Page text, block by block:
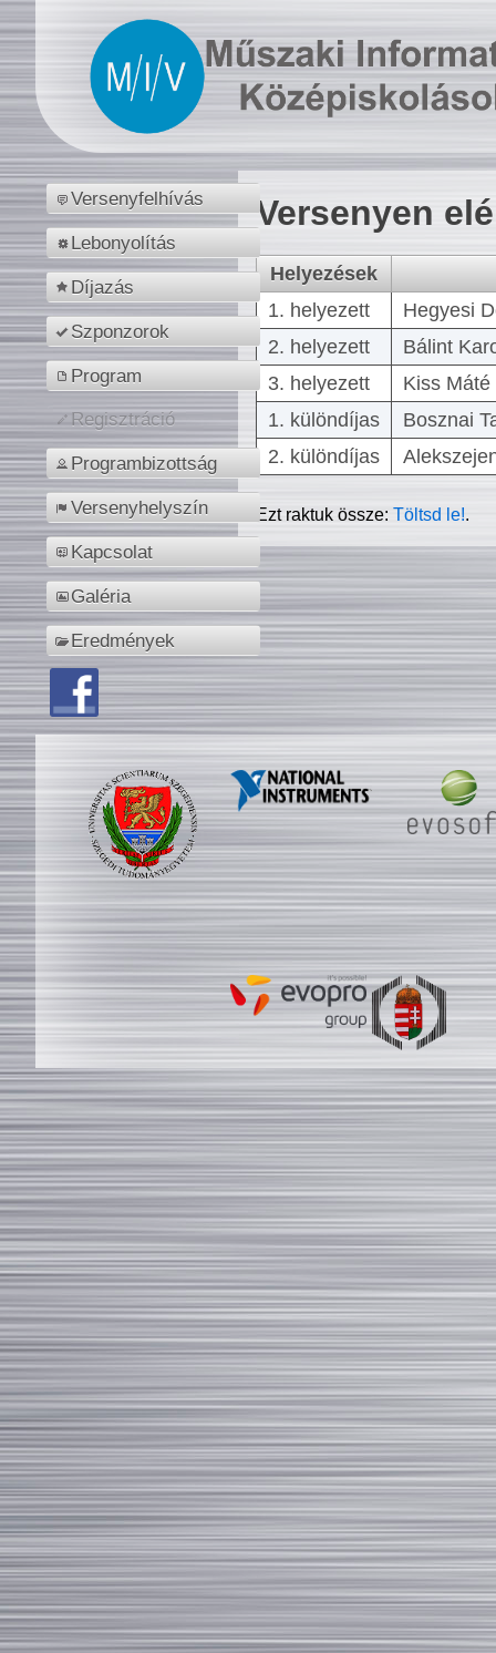
Versenyfelhívás
Lebonyolítás
Díjazás
Szponzorok
Program
Regisztráció
Programbizottság
Versenyhelyszín
Kapcsolat
Galéria
Eredmények
Versenyen
Helyezések
1. helyezett
Hegyesi
2. helyezett
Bálint
3. helyezett
Kiss
1. különdíjas
Bosznai
2. különdíjas
Ezt raktuk össze:Töltsd le!.